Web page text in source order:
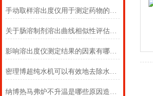
手动取样溶出度仪用于测定药物的溶解度
关于肠溶制剂溶出曲线相似性评估的几点看法
影响溶出度仪测定结果的因素有哪些？
密理博超纯水机可以有效地去除水中的各种离子和微生物等杂质
纳博热马弗炉不升温是哪些原因造成的？